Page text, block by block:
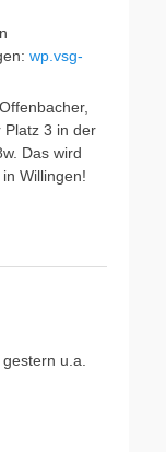
wp.vsg-
Platz 3 in der
Das wird
Willingen!
u.a.